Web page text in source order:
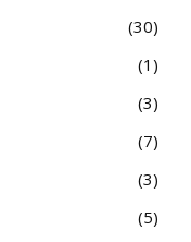
30
1
3
7
3
5